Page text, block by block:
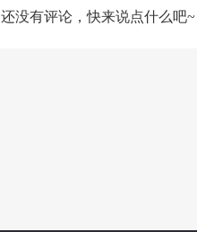
还没有评论，快来说点什么吧~